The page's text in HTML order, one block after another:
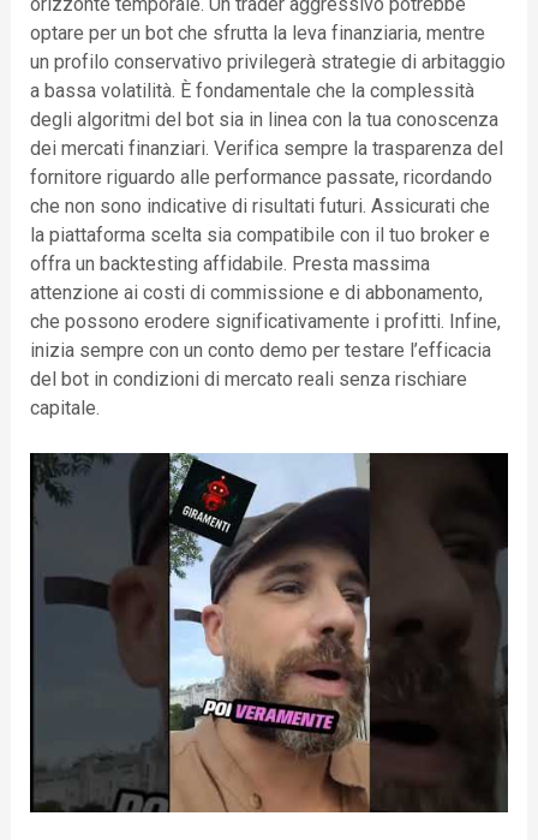
optare per un bot che sfrutta la leva finanziaria, mentre
un profilo conservativo privilegerà strategie di arbitaggio
a bassa volatilità. È fondamentale che la complessità
degli algoritmi del bot sia in linea con la tua conoscenza
dei mercati finanziari. Verifica sempre la trasparenza del
fornitore riguardo alle performance passate, ricordando
che non sono indicative di risultati futuri. Assicurati che
la piattaforma scelta sia compatibile con il tuo broker e
offra un backtesting affidabile. Presta massima
attenzione ai costi di commissione e di abbonamento,
che possono erodere significativamente i profitti. Infine,
inizia sempre con un conto demo per testare l’efficacia
del bot in condizioni di mercato reali senza rischiare
capitale.